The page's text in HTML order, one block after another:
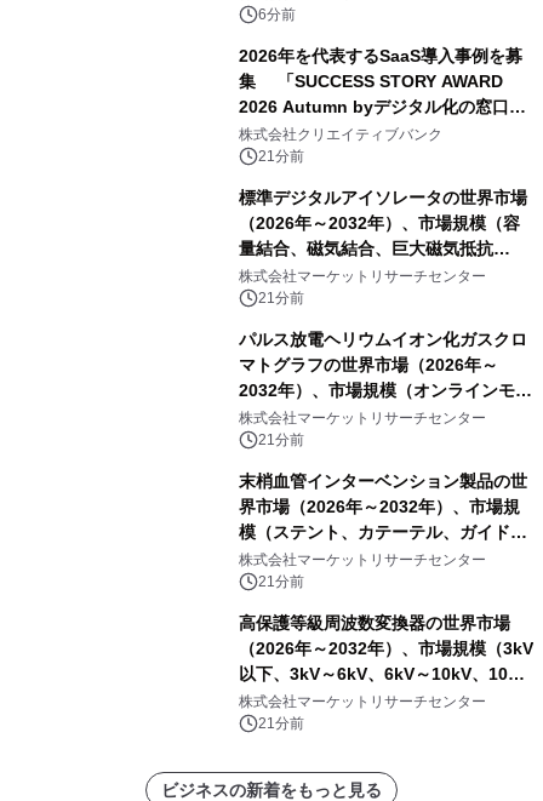
平」を開催
6分前
2026年を代表するSaaS導入事例を募
集 「SUCCESS STORY AWARD
2026 Autumn byデジタル化の窓口」
開催
株式会社クリエイティブバンク
21分前
標準デジタルアイソレータの世界市場
（2026年～2032年）、市場規模（容
量結合、磁気結合、巨大磁気抵抗
（GMR））・分析レポートを発表
株式会社マーケットリサーチセンター
21分前
パルス放電ヘリウムイオン化ガスクロ
マトグラフの世界市場（2026年～
2032年）、市場規模（オンラインモニ
タリング型、ラボラトリー型）・分析
レポートを発表
株式会社マーケットリサーチセンター
21分前
末梢血管インターベンション製品の世
界市場（2026年～2032年）、市場規
模（ステント、カテーテル、ガイドワ
イヤー、シース、下大静脈フィルタ
ー、その他）・分析レポートを発表
株式会社マーケットリサーチセンター
21分前
高保護等級周波数変換器の世界市場
（2026年～2032年）、市場規模（3kV
以下、3kV～6kV、6kV～10kV、10kV
超）・分析レポートを発表
株式会社マーケットリサーチセンター
21分前
ビジネスの新着をもっと見る